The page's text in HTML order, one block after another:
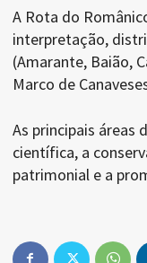
A Rota do
interpretação,
(Amarante, Baião,
Marco de
As principais áreas
científica, a
patrimonial e a